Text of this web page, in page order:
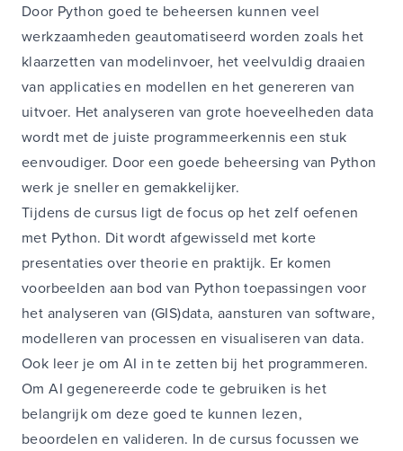
Door Python goed te beheersen kunnen veel
werkzaamheden geautomatiseerd worden zoals het
klaarzetten van modelinvoer, het veelvuldig draaien
van applicaties en modellen en het genereren van
uitvoer. Het analyseren van grote hoeveelheden data
wordt met de juiste programmeerkennis een stuk
eenvoudiger. Door een goede beheersing van Python
werk je sneller en gemakkelijker.
Tijdens de cursus ligt de focus op het zelf oefenen
met Python. Dit wordt afgewisseld met korte
presentaties over theorie en praktijk. Er komen
voorbeelden aan bod van Python toepassingen voor
het analyseren van (GIS)data, aansturen van software,
modelleren van processen en visualiseren van data.
Ook leer je om AI in te zetten bij het programmeren.
Om AI gegenereerde code te gebruiken is het
belangrijk om deze goed te kunnen lezen,
beoordelen en valideren. In de cursus focussen we